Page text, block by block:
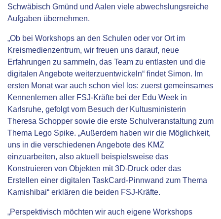
Schwäbisch Gmünd und Aalen viele abwechslungsreiche
Aufgaben übernehmen.
„Ob bei Workshops an den Schulen oder vor Ort im
Kreismedienzentrum, wir freuen uns darauf, neue
Erfahrungen zu sammeln, das Team zu entlasten und die
digitalen Angebote weiterzuentwickeln“ findet Simon. Im
ersten Monat war auch schon viel los: zuerst gemeinsames
Kennenlernen aller FSJ-Kräfte bei der Edu Week in
Karlsruhe, gefolgt vom Besuch der Kultusministerin
Theresa Schopper sowie die erste Schulveranstaltung zum
Thema Lego Spike. „Außerdem haben wir die Möglichkeit,
uns in die verschiedenen Angebote des KMZ
einzuarbeiten, also aktuell beispielsweise das
Konstruieren von Objekten mit 3D-Druck oder das
Erstellen einer digitalen TaskCard-Pinnwand zum Thema
Kamishibai“ erklären die beiden FSJ-Kräfte.
„Perspektivisch möchten wir auch eigene Workshops